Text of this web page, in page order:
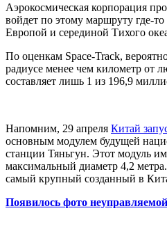
Аэрокосмическая корпорация
войдет по этому маршруту где-
Европой и серединой Тихого
По оценкам Space-Track,
радиусе менее чем километр от
составляет лишь 1 из 196,9
Напомним, 29 апреля Китай
основным модулем будущей
станции Тяньгун. Этот модуль
максимальный диаметр 4,2
самый крупный созданный в
Появилось фото